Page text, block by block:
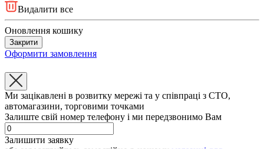
Видалити все
Оновлення кошику
Закрити
Оформити замовлення
Ми зацікавлені в розвитку мережі та у співпраці з СТО,
автомагазини, торговими точками
Залиште свій номер телефону і ми передзвонимо Вам
Залишити заявку